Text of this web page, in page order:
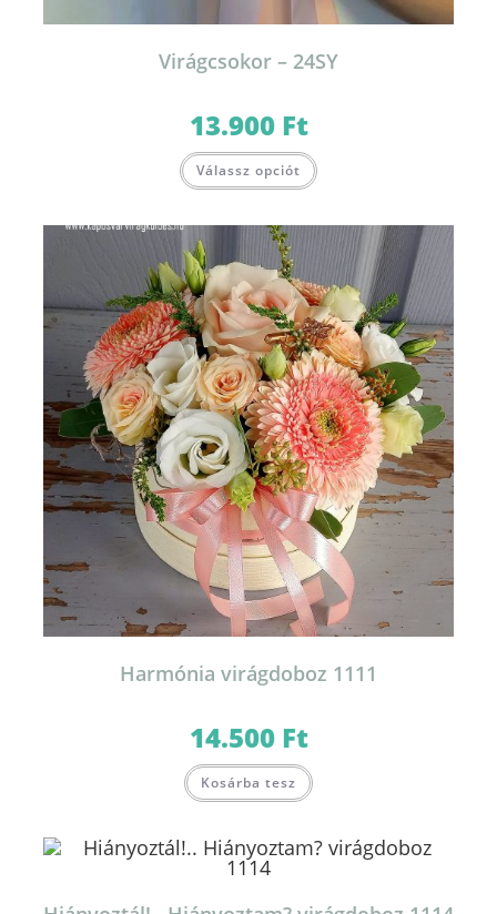
Virágcsokor – 24SY
13.900 Ft
Válassz opciót
Harmónia virágdoboz 1111
14.500 Ft
Kosárba tesz